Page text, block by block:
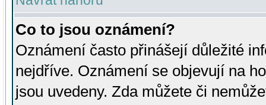
Co to jsou oznámení?
Oznámení často přinášejí důležité
nejdříve. Oznámení se objevují na
jsou uvedeny. Zda můžete či